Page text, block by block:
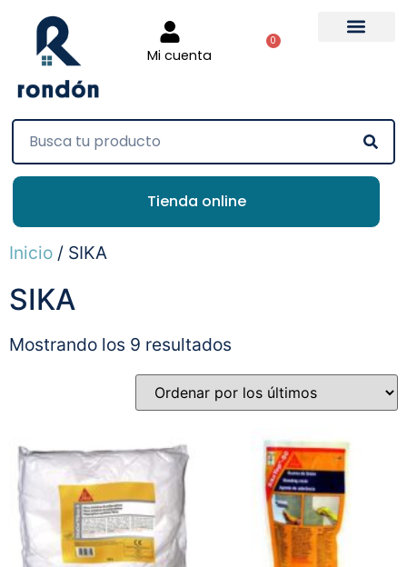
Mi cuenta
0
Tienda online
Inicio / SIKA
SIKA
Mostrando los 9 resultados